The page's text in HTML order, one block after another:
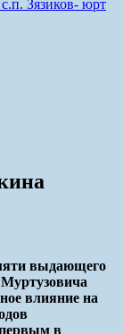
Зязиков- юрт
выдающего
влияние на
в